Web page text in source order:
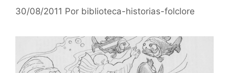
30/08/2011 Por biblioteca-historias-folclore